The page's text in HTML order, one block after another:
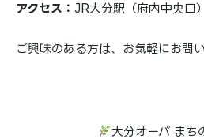
アクセス： JR大分駅（府内中央口
ご興味のある方は、お気軽にお問
大分オーパ まち